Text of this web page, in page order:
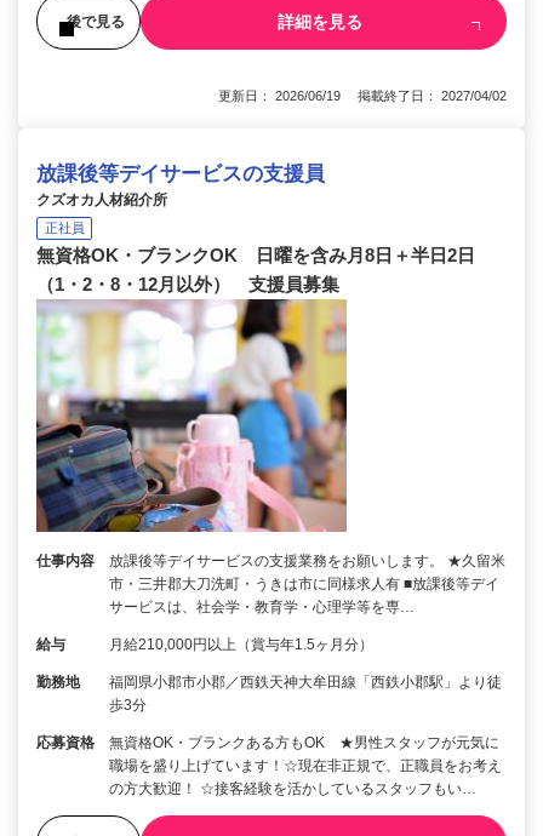
後で見る 詳細を見る
更新日： 2026/06/19 掲載終了日： 2027/04/02
放課後等デイサービスの支援員
クズオカ人材紹介所
正社員
無資格OK・ブランクOK 日曜を含み月8日＋半日2日
（1・2・8・12月以外） 支援員募集
仕事内容
放課後等デイサービスの支援業務をお願いします。 ★久留米
市・三井郡大刀洗町・うきは市に同様求人有 ■放課後等デイ
サービスは、社会学・教育学・心理学等を専…
給与 月給210,000円以上（賞与年1.5ヶ月分）
勤務地
福岡県小郡市小郡／西鉄天神大牟田線「西鉄小郡駅」より徒
歩3分
応募資格
無資格OK・ブランクある方もOK ★男性スタッフが元気に
職場を盛り上げています！☆現在非正規で、正職員をお考え
の方大歓迎！ ☆接客経験を活かしているスタッフもい…